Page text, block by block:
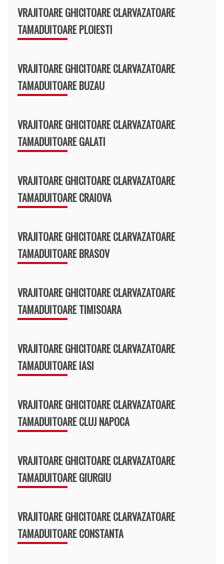
VRAJITOARE GHICITOARE CLARVAZATOARE
TAMADUITOARE PLOIESTI
VRAJITOARE GHICITOARE CLARVAZATOARE
TAMADUITOARE BUZAU
VRAJITOARE GHICITOARE CLARVAZATOARE
TAMADUITOARE GALATI
VRAJITOARE GHICITOARE CLARVAZATOARE
TAMADUITOARE CRAIOVA
VRAJITOARE GHICITOARE CLARVAZATOARE
TAMADUITOARE BRASOV
VRAJITOARE GHICITOARE CLARVAZATOARE
TAMADUITOARE TIMISOARA
VRAJITOARE GHICITOARE CLARVAZATOARE
TAMADUITOARE IASI
VRAJITOARE GHICITOARE CLARVAZATOARE
TAMADUITOARE CLUJ NAPOCA
VRAJITOARE GHICITOARE CLARVAZATOARE
TAMADUITOARE GIURGIU
VRAJITOARE GHICITOARE CLARVAZATOARE
TAMADUITOARE CONSTANTA